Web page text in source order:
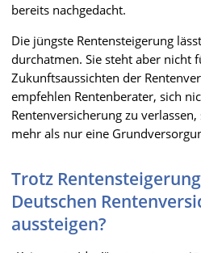
bereits nachgedacht.
Die jüngste Rentensteigerung
durchatmen. Sie steht aber nicht
Zukunftsaussichten der
empfehlen Rentenberater, sich
Rentenversicherung zu
mehr als nur eine
Trotz
Deutschen
aussteigen?